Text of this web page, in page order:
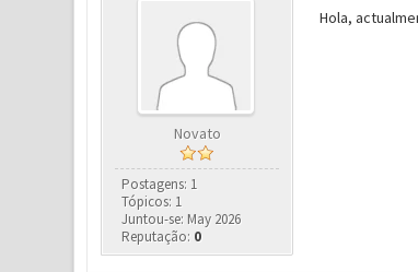
Novato
Postagens: 1
Tópicos: 1
Juntou-se: May 2026
Reputação: 0
Hola,